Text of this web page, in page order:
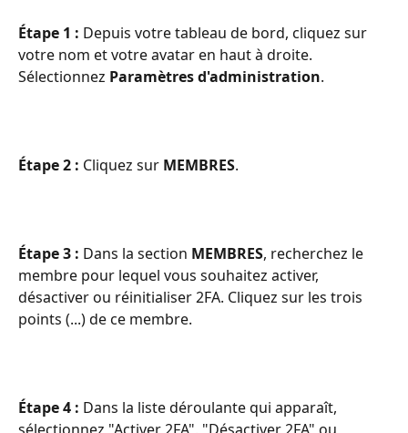
Étape 1 : Depuis votre tableau de bord, cliquez sur
votre nom et votre avatar en haut à droite.
Sélectionnez Paramètres d'administration.
Étape 2 : Cliquez sur MEMBRES.
Étape 3 : Dans la section MEMBRES, recherchez le
membre pour lequel vous souhaitez activer,
désactiver ou réinitialiser 2FA. Cliquez sur les trois
points (...) de ce membre.
Étape 4 : Dans la liste déroulante qui apparaît,